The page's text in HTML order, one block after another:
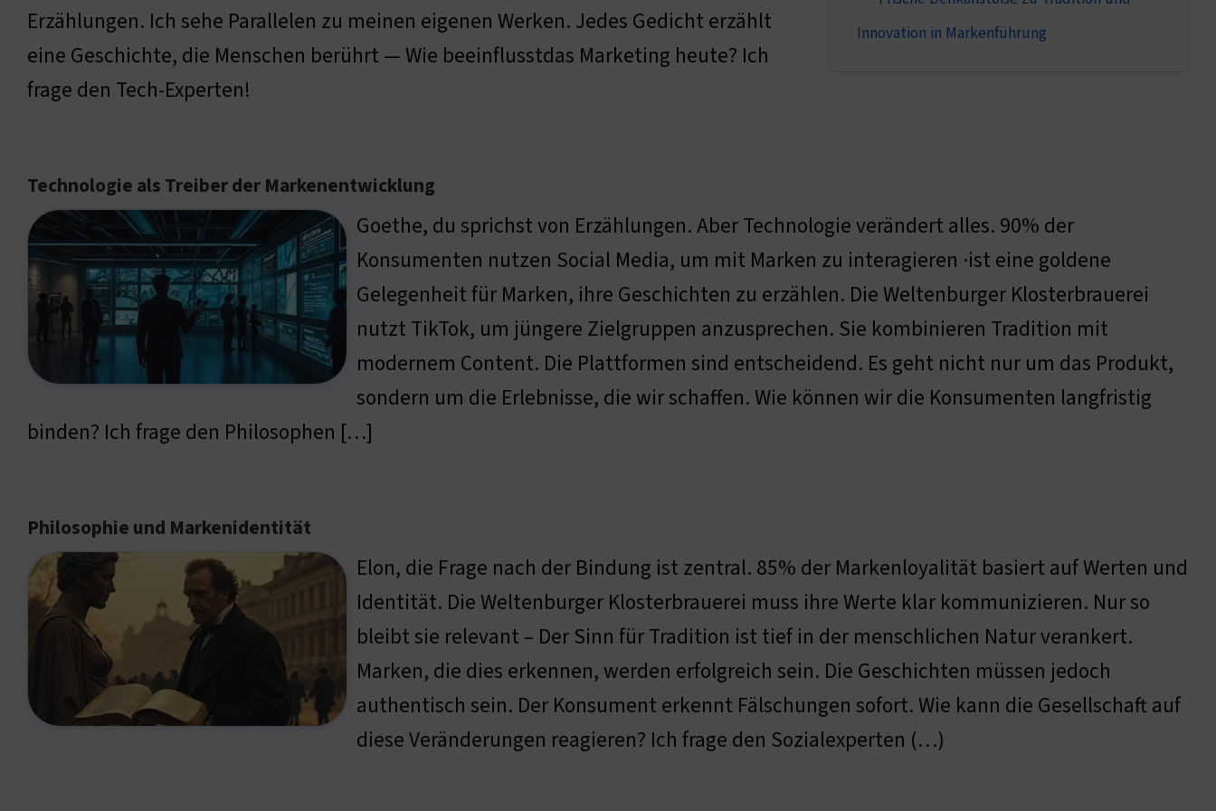
Innovation in Markenführung
Erzählungen. Ich sehe Parallelen zu meinen eigenen Werken. Jedes Gedicht erzählt
eine Geschichte, die Menschen berührt — Wie beeinflusstdas Marketing heute? Ich
frage den Tech-Experten!
Technologie als Treiber der Markenentwicklung
Goethe, du sprichst von Erzählungen. Aber Technologie verändert alles. 90% der
Konsumenten nutzen Social Media, um mit Marken zu interagieren ·ist eine goldene
Gelegenheit für Marken, ihre Geschichten zu erzählen. Die Weltenburger Klosterbrauerei
nutzt TikTok, um jüngere Zielgruppen anzusprechen. Sie kombinieren Tradition mit
modernem Content. Die Plattformen sind entscheidend. Es geht nicht nur um das Produkt,
sondern um die Erlebnisse, die wir schaffen. Wie können wir die Konsumenten langfristig
binden? Ich frage den Philosophen […]
Philosophie und Markenidentität
Elon, die Frage nach der Bindung ist zentral. 85% der Markenloyalität basiert auf Werten und
Identität. Die Weltenburger Klosterbrauerei muss ihre Werte klar kommunizieren. Nur so
bleibt sie relevant – Der Sinn für Tradition ist tief in der menschlichen Natur verankert.
Marken, die dies erkennen, werden erfolgreich sein. Die Geschichten müssen jedoch
authentisch sein. Der Konsument erkennt Fälschungen sofort. Wie kann die Gesellschaft auf
diese Veränderungen reagieren? Ich frage den Sozialexperten (…)